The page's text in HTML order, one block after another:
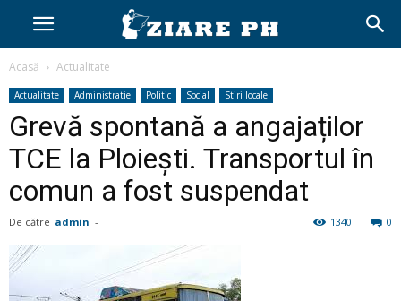
Acasă Actualitate
Actualitate Administratie Politic Social Stiri locale
Grevă spontană a angajaților
TCE la Ploiești. Transportul în
comun a fost suspendat
De către admin - 0
1340